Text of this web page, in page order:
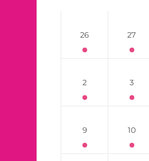
26 27
2 3
9 10